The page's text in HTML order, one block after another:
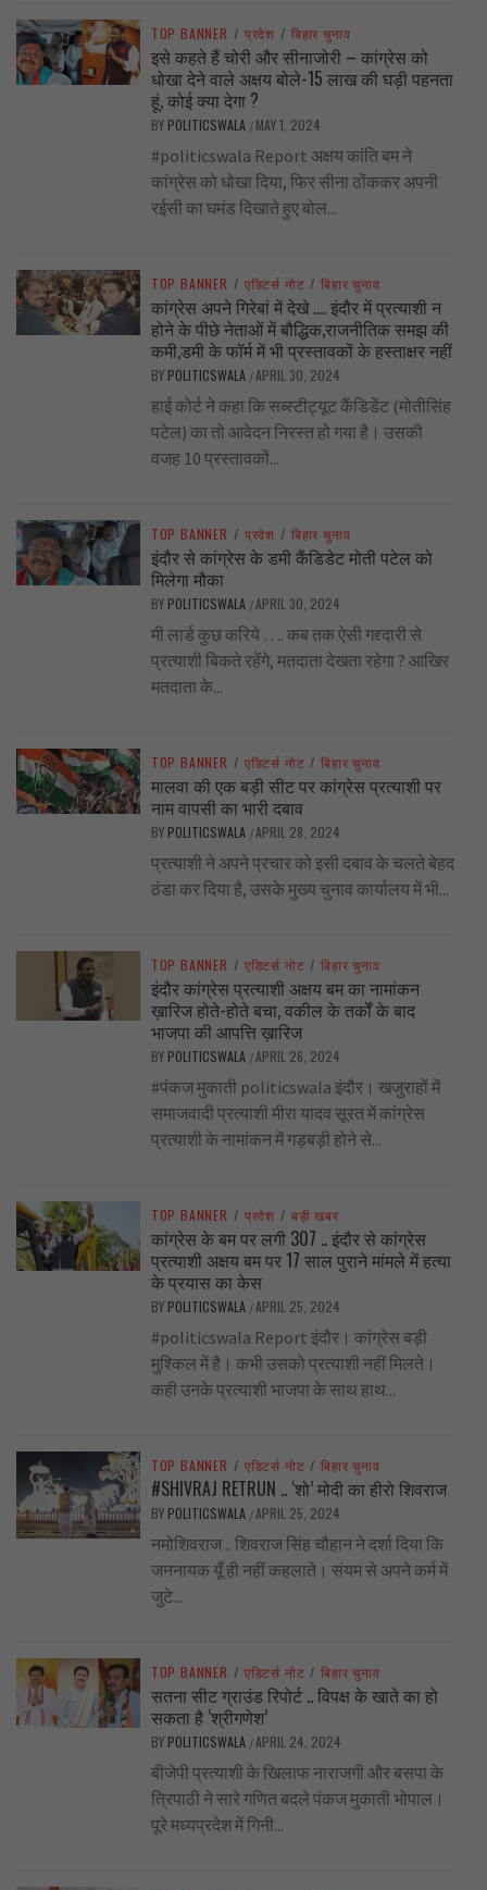
TOP BANNER / प्रदेश / बिहार चुनाव
इसे कहते हैं चोरी और सीनाजोरी – कांग्रेस को
धोखा देने वाले अक्षय बोले-15 लाख की घड़ी पहनता
हूं, कोई क्या देगा ?
BY POLITICSWALA / MAY 1, 2024
#politicswala Report अक्षय कांति बम ने
कांग्रेस को धोखा दिया, फिर सीना ठोंककर अपनी
रईसी का घमंड दिखाते हुए बोल...
TOP BANNER / एडिटर्स नोट / बिहार चुनाव
कांग्रेस अपने गिरेबां में देखे …. इंदौर में प्रत्याशी न
होने के पीछे नेताओं में बौद्धिक,राजनीतिक समझ की
कमी,डमी के फॉर्म में भी प्रस्तावकों के हस्ताक्षर नहीं
BY POLITICSWALA /APRIL 30, 2024
हाई कोर्ट ने कहा कि सब्स्टीट्यूट कैंडिडेंट (मोतीसिंह
पटेल) का तो आवेदन निरस्त हो गया है। उसकी
वजह 10 प्रस्तावकों...
TOP BANNER / प्रदेश / बिहार चुनाव
इंदौर से कांग्रेस के डमी कैंडिडेट मोती पटेल को
मिलेगा मौका
BY POLITICSWALA /APRIL 30, 2024
मी लार्ड कुछ करिये …. कब तक ऐसी गद्द्दारी से
प्रत्याशी बिकते रहेंगे, मतदाता देखता रहेगा ? आखिर
मतदाता के...
TOP BANNER / एडिटर्स नोट / बिहार चुनाव
मालवा की एक बड़ी सीट पर कांग्रेस प्रत्याशी पर
नाम वापसी का भारी दबाव
BY POLITICSWALA /APRIL 28, 2024
प्रत्याशी ने अपने प्रचार को इसी दबाव के चलते बेहद
ठंडा कर दिया है, उसके मुख्य चुनाव कार्यालय में भी...
TOP BANNER / एडिटर्स नोट / बिहार चुनाव
इंदौर कांग्रेस प्रत्याशी अक्षय बम का नामांकन
ख़ारिज होते-होते बचा, वकील के तर्कों के बाद
भाजपा की आपत्ति ख़ारिज
BY POLITICSWALA /APRIL 26, 2024
#पंकज मुकाती politicswala इंदौर। खजुराहों में
समाजवादी प्रत्याशी मीरा यादव सूरत में कांग्रेस
प्रत्याशी के नामांकन में गड़बड़ी होने से...
TOP BANNER / प्रदेश / बड़ी खबर
कांग्रेस के बम पर लगी 307 .. इंदौर से कांग्रेस
प्रत्याशी अक्षय बम पर 17 साल पुराने मांमले में हत्या
के प्रयास का केस
BY POLITICSWALA /APRIL 25, 2024
#politicswala Report इंदौर। कांग्रेस बड़ी
मुश्किल में है। कभी उसको प्रत्याशी नहीं मिलते।
कही उनके प्रत्याशी भाजपा के साथ हाथ...
TOP BANNER / एडिटर्स नोट / बिहार चुनाव
#SHIVRAJ RETRUN .. ‘शो’ मोदी का हीरो शिवराज
BY POLITICSWALA /APRIL 25, 2024
नमोशिवराज .. शिवराज सिंह चौहान ने दर्शा दिया कि
जननायक यूँ ही नहीं कहलाते। संयम से अपने कर्म में
जुटे...
TOP BANNER / एडिटर्स नोट / बिहार चुनाव
सतना सीट ग्राउंड रिपोर्ट .. विपक्ष के खाते का हो
सकता है ‘श्रीगणेश’
BY POLITICSWALA /APRIL 24, 2024
बीजेपी प्रत्याशी के खिलाफ नाराजगी और बसपा के
त्रिपाठी ने सारे गणित बदले पंकज मुकाती भोपाल।
पूरे मध्यप्रदेश में गिनी...